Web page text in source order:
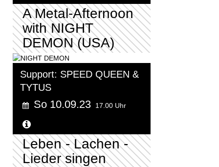
A Metal-Afternoon
with NIGHT
DEMON (USA)
Support: SPEED QUEEN &
TYTUS
So 10.09.23 17.00 Uhr
Leben - Lachen -
Lieder singen